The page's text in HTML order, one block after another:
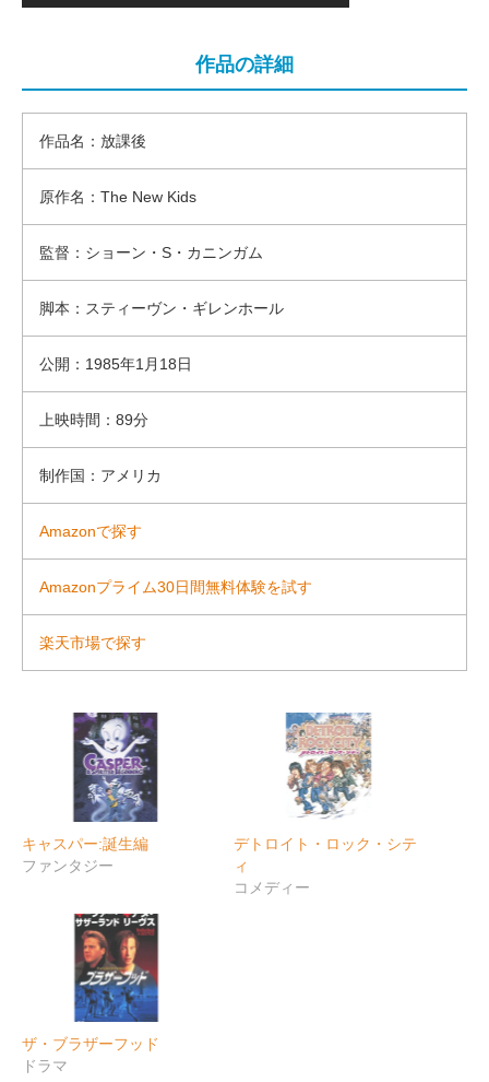
作品の詳細
作品名：放課後
原作名：The New Kids
監督：ショーン・S・カニンガム
脚本：スティーヴン・ギレンホール
公開：1985年1月18日
上映時間：89分
制作国：アメリカ
Amazonで探す
Amazonプライム30日間無料体験を試す
楽天市場で探す
キャスパー:誕生編
ファンタジー
デトロイト・ロック・シテ
ィ
コメディー
ザ・ブラザーフッド
ドラマ